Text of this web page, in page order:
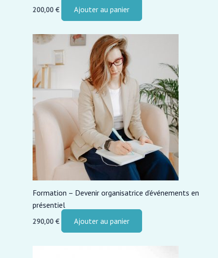
200,00 € Ajouter au panier
Formation – Devenir organisatrice d’événements en
présentiel
290,00 € Ajouter au panier